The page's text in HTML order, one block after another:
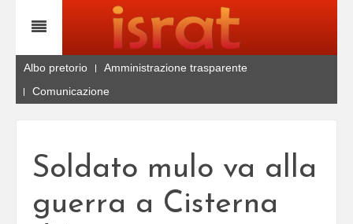
Albo pretorio
Amministrazione trasparente
Comunicazione
Soldato mulo va alla
guerra a Cisterna